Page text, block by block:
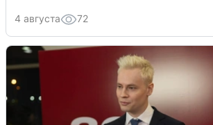
4 августа 72